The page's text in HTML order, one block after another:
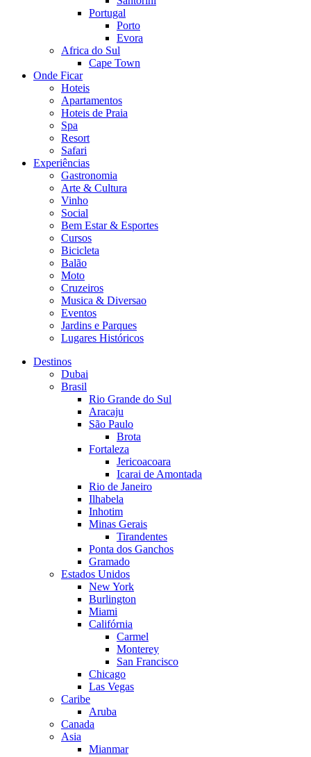
Portugal
Porto
Evora
Africa do Sul
Cape Town
Onde Ficar
Hoteis
Apartamentos
Hoteis de Praia
Spa
Resort
Safari
Experiências
Gastronomia
Arte & Cultura
Vinho
Social
Bem Estar & Esportes
Cursos
Bicicleta
Balão
Moto
Cruzeiros
Musica & Diversao
Eventos
Jardins e Parques
Lugares Históricos
Destinos
Dubai
Brasil
Rio Grande do Sul
Aracaju
São Paulo
Brota
Fortaleza
Jericoacoara
Icarai de Amontada
Rio de Janeiro
Ilhabela
Inhotim
Minas Gerais
Tirandentes
Ponta dos Ganchos
Gramado
Estados Unidos
New York
Burlington
Miami
Califórnia
Carmel
Monterey
San Francisco
Chicago
Las Vegas
Caribe
Aruba
Canada
Asia
Mianmar